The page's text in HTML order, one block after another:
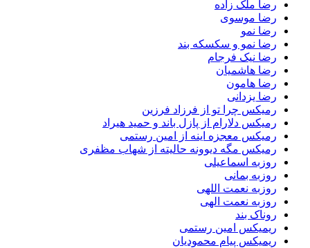
رضا ملک زاده
رضا موسوی
رضا نمو
رضا نمو و سکسکه بند
رضا نیک فرجام
رضا هاشمیان
رضا هامون
رضا یزدانی
رمیکس چرا تو از فرزاد فرزین
رمیکس دلارام از پازل باند و حمید هیراد
رمیکس معجزه اینه از امین رستمی
رمیکس مگه دیوونه حالیته از شهاب مظفری
روزبه اسماعیلی
روزبه بمانی
روزبه نعمت اللهی
روزبه نعمت الهی
روناک بند
ریمیکس امین رستمی
ریمیکس پیام محمودیان